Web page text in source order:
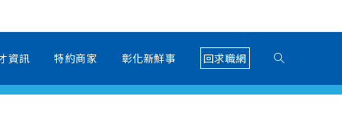
資訊 特約商家 彰化新鮮事 回求職網